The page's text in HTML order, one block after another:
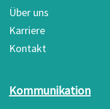
Über uns
Karriere
Kontakt
Kommunikation